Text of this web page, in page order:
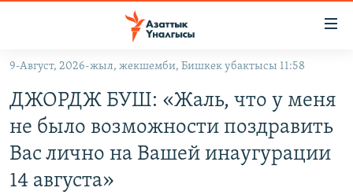
Навигацияга
өтүңүз
Издөөгө
салыңыз
КЫРГЫЗСТАН
9-Август, 2026-жыл, жекшемби, Бишкек убактысы 11:58
ДЖОРДЖ БУШ: «Жаль, что у меня
не было возможности поздравить
Вас лично на Вашей инаугурации
14 августа»